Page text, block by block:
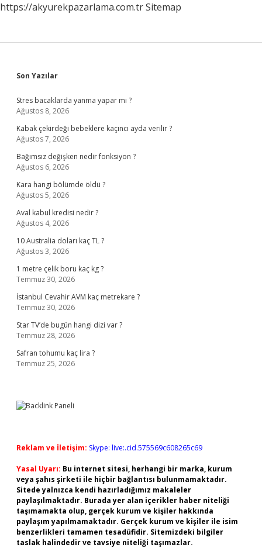
https://akyurekpazarlama.com.trSitemap
Sidebar
Son Yazılar
Stres bacaklarda yanma yapar mı ?
Ağustos 8, 2026
Kabak çekirdeği bebeklere kaçıncı ayda verilir ?
Ağustos 7, 2026
Bağımsız değişken nedir fonksiyon ?
Ağustos 6, 2026
Kara hangi bölümde öldü ?
Ağustos 5, 2026
Aval kabul kredisi nedir ?
Ağustos 4, 2026
10 Australia doları kaç TL ?
Ağustos 3, 2026
1 metre çelik boru kaç kg ?
Temmuz 30, 2026
İstanbul Cevahir AVM kaç metrekare ?
Temmuz 30, 2026
Star TV’de bugün hangi dizi var ?
Temmuz 28, 2026
Safran tohumu kaç lira ?
Temmuz 25, 2026
Reklam ve İletişim: Skype: live:.cid.575569c608265c69
Yasal Uyarı: Bu internet sitesi, herhangi bir marka, kurum
veya şahıs şirketi ile hiçbir bağlantısı bulunmamaktadır.
Sitede yalnızca kendi hazırladığımız makaleler
paylaşılmaktadır. Burada yer alan içerikler haber niteliği
taşımamakta olup, gerçek kurum ve kişiler hakkında
paylaşım yapılmamaktadır. Gerçek kurum ve kişiler ile isim
benzerlikleri tamamen tesadüfidir. Sitemizdeki bilgiler
taslak halindedir ve tavsiye niteliği taşımazlar.